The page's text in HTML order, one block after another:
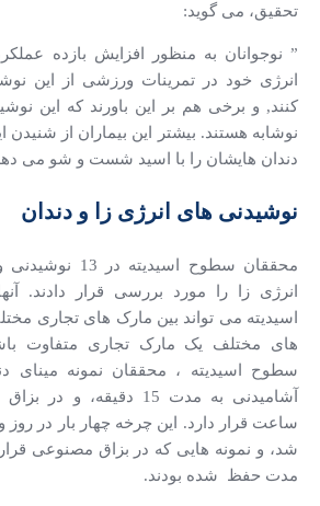
تحقیق، می گوید:
” نوجوانان به منظور افزایش بازده
انرژی خود در تمرینات ورزشی از این
کنند, و برخی هم بر این باورند که این
نوشابه هستند. بیشتر این بیماران از شنیدن
دندان هایشان را با اسید شست و شو می
نوشیدنی های انرژی زا و دندان
انرژی زا را مورد بررسی قرار دادند.
اسیدیته می تواند بین مارک های تجاری
های مختلف یک مارک تجاری متفاوت
سطوح اسیدیته ، محققان نمونه مینای
آشامیدنی به مدت 15
ساعت قرار دارد. این چرخه چهار بار در روز
شد، و نمونه هایی که در بزاق مصنوعی
مدت حفظ شده بودند.